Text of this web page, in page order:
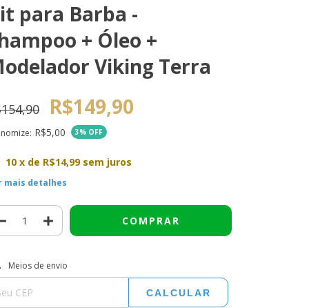
para Barba -
+ Óleo +
Viking Terra
R$149,90
R$5,00 3% OFF
10 x de R$14,99 sem juros
mais detalhes
para o CEP:
Meios de envio
CALCULAR